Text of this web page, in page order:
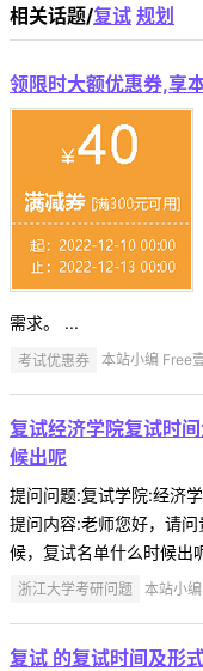
相关话题/复试 规划
领限时大额优惠券,享
需求。 ...
考试优惠券 本站小编 Free
复试经济学院复试时
候出呢
提问问题:复试学院:经济
提问内容:老师您好，请
候，复试名单什么时候出
浙江大学考研问题 本站小
复试 的复试时间及形